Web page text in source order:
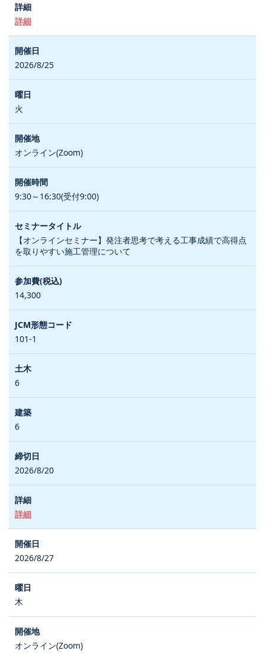
詳細
2026/8/25
火
オンライン(Zoom)
9:30～16:30(受付9:00)
【オンラインセミナー】発注者思考で考える工事成績で高得点
を取りやすい施工管理について
14,300
101-1
6
6
2026/8/20
詳細
2026/8/27
木
オンライン(Zoom)